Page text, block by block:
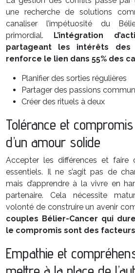
une recherche de solutions
canaliser l’impétuosité du
primordial. L’intégration
partageant les intérêts des
renforce le lien dans 55% des
Planifier des sorties régulières
Partager des passions
Créer des rituels à deux
Tolérance et
d’un amour solide
Accepter les différences et faire
essentiels. Il ne s’agit pas de
mais d’apprendre à la vivre en
partenaire. Cela nécessite
volonté de construire un avenir
couples Bélier-Cancer qui
le compromis sont des
Empathie et